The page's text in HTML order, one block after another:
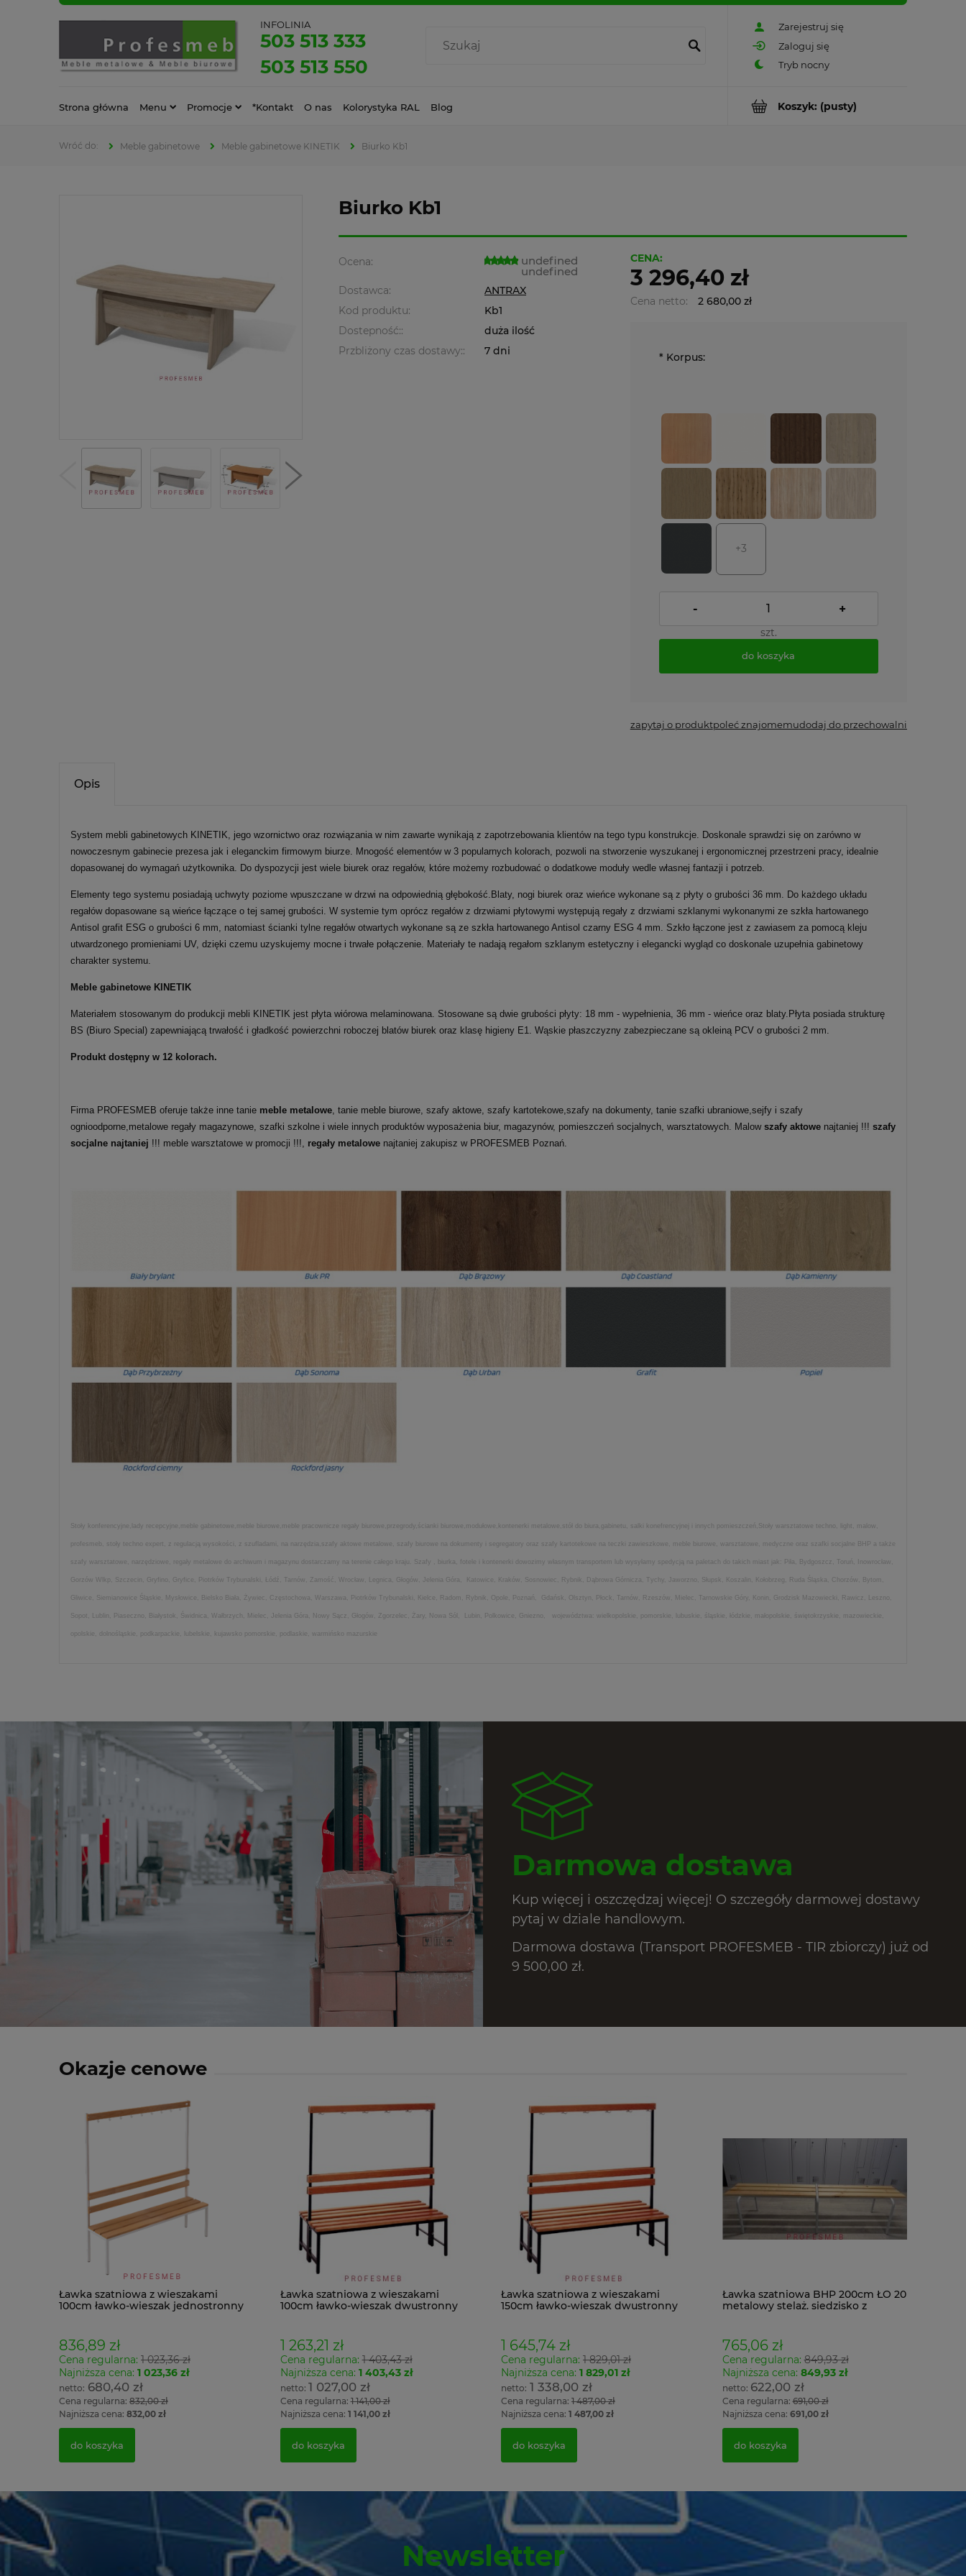
Zarejestruj się
Zaloguj się
INFOLINIA
503 513 333
503 513 550
Koszyk: (pusty)
Strona główna Menu Promocje *Kontakt O nas Kolorystyka RAL Blog
Meble gabinetowe Meble gabinetowe KINETIK Biurko Kb1
Biurko Kb1
Ocena: undefined
undefined
Dostawca:
ANTRAX
Kod produktu:
Kb1
Dostepność::
duża ilość
Przbliżony czas dostawy::
7 dni
CENA:
3 296,40 zł
Cena netto: 2 680,00 zł
* Korpus:
+3
- +
szt.
do koszyka
zapytaj o produktpoleć znajomemudodaj do przechowalni
Opis
System mebli gabinetowych KINETIK, jego wzornictwo oraz rozwiązania w nim zawarte wynikają z zapotrzebowania klientów na tego typu konstrukcje. Doskonale sprawdzi się on zarówno w
nowoczesnym gabinecie prezesa jak i eleganckim firmowym biurze. Mnogość elementów w 3 popularnych kolorach, pozwoli na stworzenie wyszukanej i ergonomicznej przestrzeni pracy, idealnie
dopasowanej do wymagań użytkownika. Do dyspozycji jest wiele biurek oraz regałów, które możemy rozbudować o dodatkowe moduły wedle własnej fantazji i potrzeb.
Elementy tego systemu posiadają uchwyty poziome wpuszczane w drzwi na odpowiednią głębokość.Blaty, nogi biurek oraz wieńce wykonane są z płyty o grubości 36 mm. Do każdego układu
regałów dopasowane są wieńce łączące o tej samej grubości. W systemie tym oprócz regałów z drzwiami płytowymi występują regały z drzwiami szklanymi wykonanymi ze szkła hartowanego
Antisol grafit ESG o grubości 6 mm, natomiast ścianki tylne regałów otwartych wykonane są ze szkła hartowanego Antisol czarny ESG 4 mm. Szkło łączone jest z zawiasem za pomocą kleju
utwardzonego promieniami UV, dzięki czemu uzyskujemy mocne i trwałe połączenie. Materiały te nadają regałom szklanym estetyczny i elegancki wygląd co doskonale uzupełnia gabinetowy
charakter systemu.
Meble gabinetowe KINETIK
Materiałem stosowanym do produkcji mebli KINETIK jest płyta wiórowa melaminowana. Stosowane są dwie grubości płyty: 18 mm - wypełnienia, 36 mm - wieńce oraz blaty.Płyta posiada strukturę
BS (Biuro Special) zapewniającą trwałość i gładkość powierzchni roboczej blatów biurek oraz klasę higieny E1. Wąskie płaszczyzny zabezpieczane są okleiną PCV o grubości 2 mm.
Produkt dostępny w 12 kolorach.
Firma PROFESMEB oferuje także inne tanie meble metalowe , tanie meble biurowe, szafy aktowe, szafy kartotekowe,szafy na dokumenty, tanie szafki ubraniowe,sejfy i szafy
ognioodporne,metalowe regały magazynowe, szafki szkolne i wiele innych produktów wyposażenia biur, magazynów, pomieszczeń socjalnych, warsztatowych. Malow szafy aktowe najtaniej !!! szafy
socjalne najtaniej !!! meble warsztatowe w promocji !!!, regały metalowe najtaniej zakupisz w PROFESMEB Poznań.
Stoły konferencyjne,lady recepcyjne,meble gabinetowe,meble biurowe,meble pracownicze regały biurowe,przegrody,ścianki biurowe,modułowe,kontenerki metalowe,stół do biura,gabinetu, salki konefrencyjnej i innych pomieszczeń,Stoły warsztatowe techno, light, malow,
profesmeb, stoły techno expert, z regulacją wysokości, z szufladami, na narzędzia,szafy aktowe metalowe, szafy biurowe na dokumenty i segregatory oraz szafy kartotekowe na teczki zawieszkowe, meble biurowe, warsztatowe, medyczne oraz szafki socjalne BHP a także
szafy warsztatowe, narzędziowe, regały metalowe do archiwum i magazynu dostarczamy na terenie całego kraju. Szafy , biurka, fotele i kontenerki dowozimy własnym transportem lub wysyłamy spedycją na paletach do takich miast jak: Piła, Bydgoszcz, Toruń, Inowrocław,
Gorzów Wlkp, Szczecin, Gryfino, Gryfice, Piotrków Trybunalski, Łódź, Tarnów, Zamość, Wrocław, Legnica, Głogów, Jelenia Góra, Katowice, Kraków, Sosnowiec, Rybnik, Dąbrowa Górnicza, Tychy, Jaworzno, Słupsk, Koszalin, Kołobrzeg, Ruda Śląska, Chorzów, Bytom,
Gliwice, Siemianowice Śląskie, Mysłowice, Bielsko Biała, Żywiec, Częstochowa, Warszawa, Piotrków Trybunalski, Kielce, Radom, Rybnik, Opole, Poznań, Gdańsk, Olsztyn, Płock, Tarnów, Rzeszów, Mielec, Tarnowskie Góry, Konin, Grodzisk Mazowiecki, Rawicz, Leszno,
Sopot, Lublin, Piaseczno, Białystok, Świdnica, Wałbrzych, Mielec, Jelenia Góra, Nowy Sącz, Głogów, Zgorzelec, Żary, Nowa Sól, Lubin, Polkowice, Gniezno, województwa: wielkopolskie, pomorskie, lubuskie, śląskie, łódzkie, małopolskie, świętokrzyskie, mazowieckie,
opolskie, dolnośląskie, podkarpackie, lubelskie, kujawsko pomorskie, podlaskie, warmińsko mazurskie
Darmowa dostawa
Kup więcej i oszczędzaj więcej! O szczegóły darmowej dostawy
pytaj w dziale handlowym.
Darmowa dostawa (Transport PROFESMEB - TIR zbiorczy) już od
9 500,00 zł.
Okazje cenowe
Ławka szatniowa z wieszakami
100cm ławko-wieszak jednostronny
836,89 zł
Cena regularna: 1 023,36 zł
Najniższa cena: 1 023,36 zł
680,40 zł
Cena regularna: 832,00 zł
Najniższa cena: 832,00 zł
do koszyka
Ławka szatniowa z wieszakami
100cm ławko-wieszak dwustronny
1 263,21 zł
Cena regularna:1 403,43 zł
Najniższa cena: 1 403,43 zł
1 027,00 zł
Cena regularna:1 141,00 zł
Najniższa cena: 1 141,00 zł
do koszyka
Ławka szatniowa z wieszakami
150cm ławko-wieszak dwustronny
1 645,74 zł
Cena regularna: 1 829,01 zł
Najniższa cena: 1 829,01 zł
1 338,00 zł
Cena regularna: 1 487,00 zł
Najniższa cena: 1 487,00 zł
do koszyka
Ławka szatniowa BHP 200cm ŁO 20
metalowy stelaż. siedzisko z
765,06 zł
Cena regularna:849,93 zł
Najniższa cena: 849,93 zł
622,00 zł
Cena regularna:691,00 zł
Najniższa cena: 691,00 zł
do koszyka
Newsletter